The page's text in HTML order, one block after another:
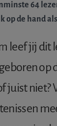
64
op de hand
leef jij dit
op
juist niet?